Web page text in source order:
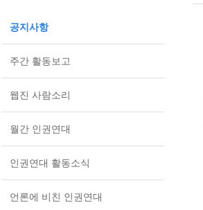
공지사항
주간 활동보고
웹진 사람소리
월간 인권연대
인권연대 활동소식
언론에 비친 인권연대